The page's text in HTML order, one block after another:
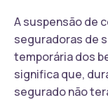
A suspensão de
seguradoras de
temporária dos
significa que,
segurado não